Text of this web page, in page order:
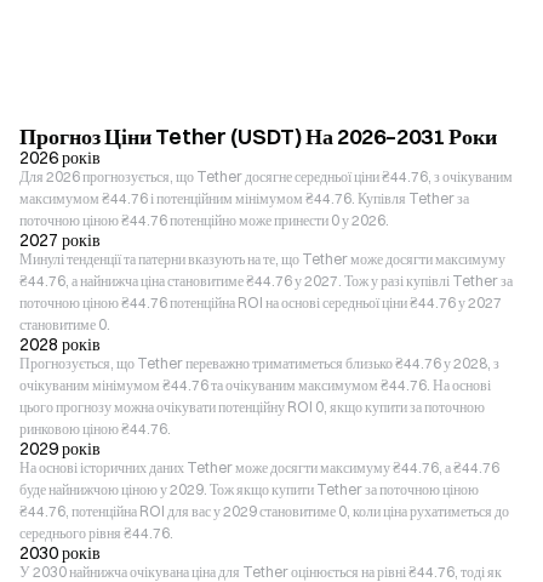
Прогноз Ціни Tether (USDT) На 2026–2031 Роки
2026 років
Для 2026 прогнозується, що Tether досягне середньої ціни ₴44.76, з очікуваним
максимумом ₴44.76 і потенційним мінімумом ₴44.76. Купівля Tether за
поточною ціною ₴44.76 потенційно може принести 0 у 2026.
2027 років
Минулі тенденції та патерни вказують на те, що Tether може досягти максимуму
₴44.76, а найнижча ціна становитиме ₴44.76 у 2027. Тож у разі купівлі Tether за
поточною ціною ₴44.76 потенційна ROI на основі середньої ціни ₴44.76 у 2027
становитиме 0.
2028 років
Прогнозується, що Tether переважно триматиметься близько ₴44.76 у 2028, з
очікуваним мінімумом ₴44.76 та очікуваним максимумом ₴44.76. На основі
цього прогнозу можна очікувати потенційну ROI 0, якщо купити за поточною
ринковою ціною ₴44.76.
2029 років
На основі історичних даних Tether може досягти максимуму ₴44.76, а ₴44.76
буде найнижчою ціною у 2029. Тож якщо купити Tether за поточною ціною
₴44.76, потенційна ROI для вас у 2029 становитиме 0, коли ціна рухатиметься до
середнього рівня ₴44.76.
2030 років
У 2030 найнижча очікувана ціна для Tether оцінюється на рівні ₴44.76, тоді як